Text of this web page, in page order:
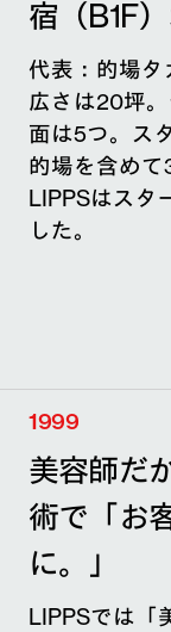
宿（B1F
代表：的場
広さは20坪
面は5つ。ス
的場を含めて
LIPPSはスタ
した。
1999
美容師だ
術で「お
に。」
LIPPSでは「